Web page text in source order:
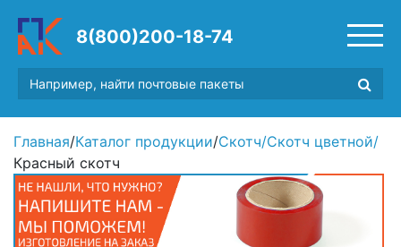
8(800)200-18-74
Главная/Каталог продукции/Скотч/Скотч цветной/
Красный скотч